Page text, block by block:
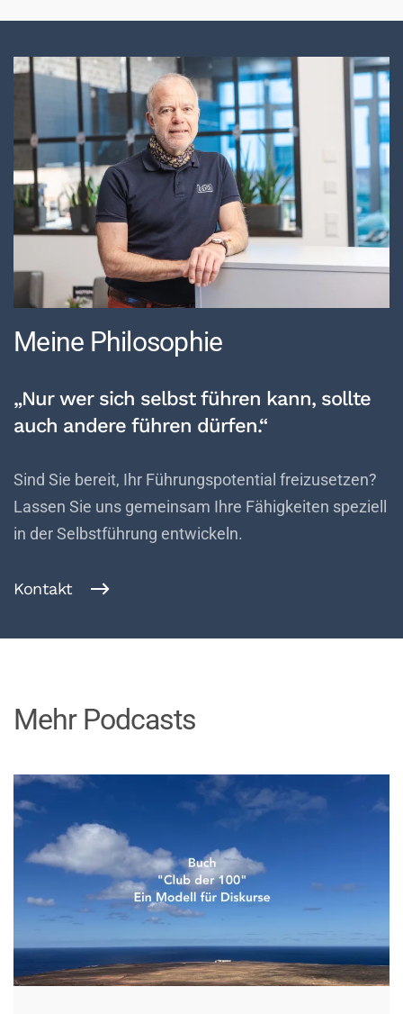
Meine Philosophie
„Nur wer sich selbst führen kann, sollte
auch andere führen dürfen.“
Sind Sie bereit, Ihr Führungspotential freizusetzen?
Lassen Sie uns gemeinsam Ihre Fähigkeiten speziell
in der Selbstführung entwickeln.
Kontakt
Mehr Podcasts